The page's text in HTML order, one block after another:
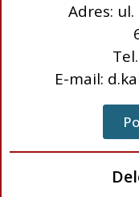
Adres:
E-mail: